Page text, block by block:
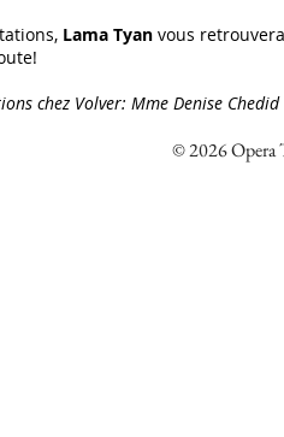
Lama Tyan vous
chez Volver: Mme Denise
© 2026 Opera